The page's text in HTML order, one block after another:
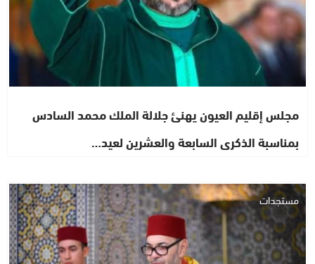
مجلس إقليم العيون يهنئ جلالة الملك محمد السادس
بمناسبة الذكرى السابعة والعشرين لعيد…
مستجدات